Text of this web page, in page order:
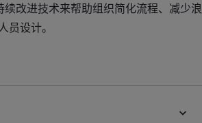
改进技术来帮助组织简化流程、减少浪
设计。